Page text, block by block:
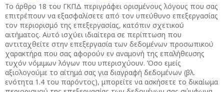
Το άρθρο 18 του ΓΚΠΔ περιγράφει ορισμένους λόγους που σας
επιτρέπουν να εξασφαλίσετε από τον υπεύθυνο επεξεργασίας
τον περιορισμό της επεξεργασίας, κατόπιν σχετικού
αιτήματος. Αυτό ισχύει ιδιαίτερα σε περίπτωση που
αντιταχθείτε στην επεξεργασία των δεδομένων προσωπικού
χαρακτήρα που σας αφορούν εν αναμονή της επαλήθευσης
τυχόν νόμιμων λόγων που υπερισχύουν. Όσο εμείς
αξιολογούμε το αίτημά σας για διαγραφή δεδομένων (βλ.
ενότητα 1.4 του παρόντος), μπορείτε να ασκήσετε το δικαίωμα